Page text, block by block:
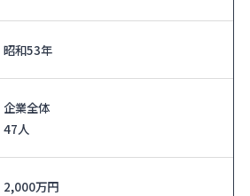
昭和53年
企業全体
47人
2,000万円